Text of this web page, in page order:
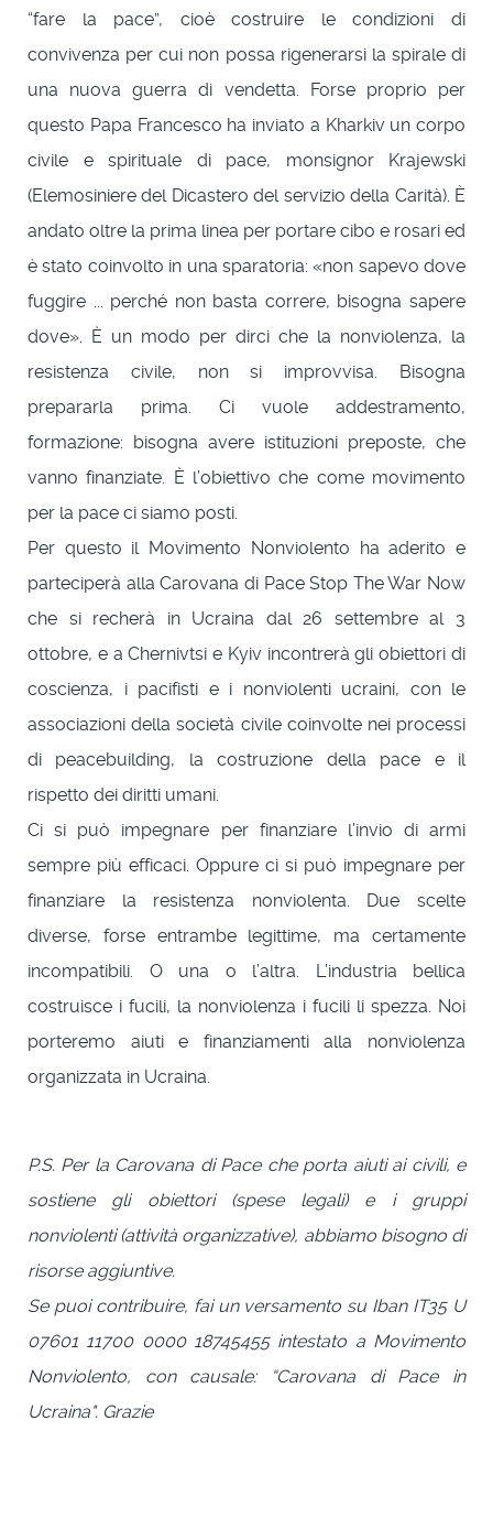
“fare la pace”, cioè costruire le condizioni di
convivenza per cui non possa rigenerarsi la spirale di
una nuova guerra di vendetta. Forse proprio per
questo Papa Francesco ha inviato a Kharkiv un corpo
civile e spirituale di pace, monsignor Krajewski
(Elemosiniere del Dicastero del servizio della Carità). È
andato oltre la prima linea per portare cibo e rosari ed
è stato coinvolto in una sparatoria: «non sapevo dove
fuggire ... perché non basta correre, bisogna sapere
dove». È un modo per dirci che la nonviolenza, la
resistenza civile, non si improvvisa. Bisogna
prepararla prima. Ci vuole addestramento,
formazione: bisogna avere istituzioni preposte, che
vanno finanziate. È l’obiettivo che come movimento
per la pace ci siamo posti.
Per questo il Movimento Nonviolento ha aderito e
parteciperà alla Carovana di Pace Stop The War Now
che si recherà in Ucraina dal 26 settembre al 3
ottobre, e a Chernivtsi e Kyiv incontrerà gli obiettori di
coscienza, i pacifisti e i nonviolenti ucraini, con le
associazioni della società civile coinvolte nei processi
di peacebuilding, la costruzione della pace e il
rispetto dei diritti umani.
Ci si può impegnare per finanziare l’invio di armi
sempre più efficaci. Oppure ci si può impegnare per
finanziare la resistenza nonviolenta. Due scelte
diverse, forse entrambe legittime, ma certamente
incompatibili. O una o l’altra. L’industria bellica
costruisce i fucili, la nonviolenza i fucili li spezza. Noi
porteremo aiuti e finanziamenti alla nonviolenza
organizzata in Ucraina.
P.S. Per la Carovana di Pace che porta aiuti ai civili, e
sostiene gli obiettori (spese legali) e i gruppi
nonviolenti (attività organizzative), abbiamo bisogno di
risorse aggiuntive.
Se puoi contribuire, fai un versamento su Iban IT35 U
07601 11700 0000 18745455 intestato a Movimento
Nonviolento, con causale: “Carovana di Pace in
Ucraina". Grazie